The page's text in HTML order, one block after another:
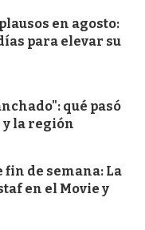
en agosto:
para elevar su
qué pasó
y la región
fin de semana: La
en el Movie y